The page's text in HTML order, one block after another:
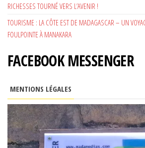
RICHESSES TOURNÉ VERS L’AVENIR !
TOURISME : LA CÔTE EST DE MADAGASCAR – UN
FOULPOINTE À MANAKARA
FACEBOOK MESSENGER
MENTIONS LÉGALES